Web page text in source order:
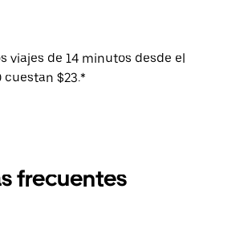
viajes de 14 minutos desde el
cuestan $23.*
frecuentes